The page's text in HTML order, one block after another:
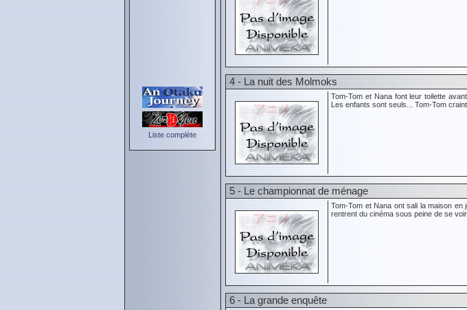
Liste complète
4 - La nuit des Molmoks
Tom-Tom et Nana font leur toilette
Les enfants sont seuls... Tom-Tom
5 - Le championnat de ménage
Tom-Tom et Nana ont sali la maison
rentrent du cinéma sous peine de se
6 - La grande enquête